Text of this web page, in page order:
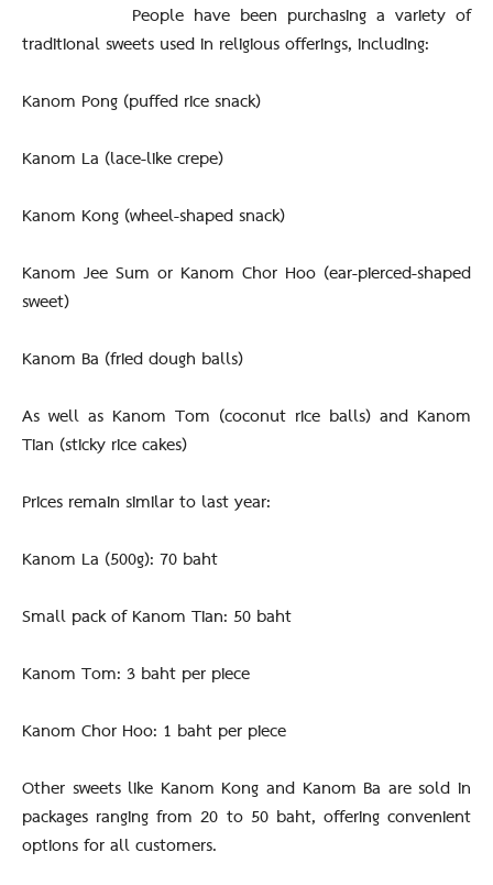
People have been purchasing a variety of
traditional sweets used in religious offerings, including:
Kanom Pong (puffed rice snack)
Kanom La (lace-like crepe)
Kanom Kong (wheel-shaped snack)
Kanom Jee Sum or Kanom Chor Hoo (ear-pierced-shaped
sweet)
Kanom Ba (fried dough balls)
As well as Kanom Tom (coconut rice balls) and Kanom
Tian (sticky rice cakes)
Prices remain similar to last year:
Kanom La (500g): 70 baht
Small pack of Kanom Tian: 50 baht
Kanom Tom: 3 baht per piece
Kanom Chor Hoo: 1 baht per piece
Other sweets like Kanom Kong and Kanom Ba are sold in
packages ranging from 20 to 50 baht, offering convenient
options for all customers.